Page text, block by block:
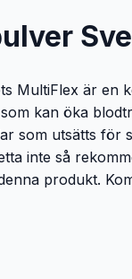
MultiFlex är en
kan öka
som utsätts för
inte så
produkt.